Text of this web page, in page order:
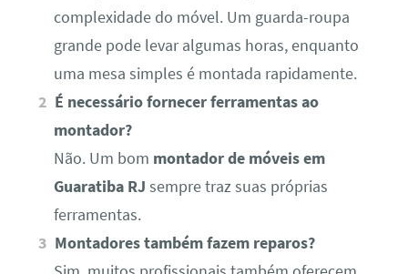
complexidade do móvel. Um guarda-roupa
grande pode levar algumas horas, enquanto
uma mesa simples é montada rapidamente.
É necessário fornecer ferramentas ao
montador?
Não. Um bom montador de móveis em
Guaratiba RJ sempre traz suas próprias
ferramentas.
Montadores também fazem reparos?